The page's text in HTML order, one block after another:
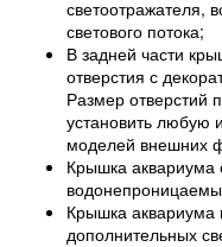
светоотражателя,
светового потока;
В задней части
отверстия с
Размер отверстий
установить любую
моделей внешних
Крышка
Крышка аквариума
дополнительных